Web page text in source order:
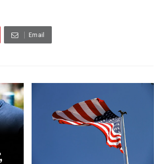
Email